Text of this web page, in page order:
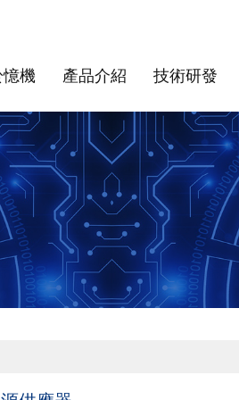
憶機 產品介紹 技術研發